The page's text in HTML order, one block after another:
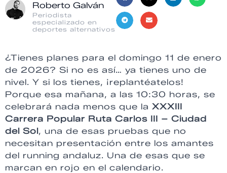
Roberto Galván
Periodista
especializado en
deportes alternativos
¿Tienes planes para el domingo 11 de enero
de 2026? Si no es así… ya tienes uno de
nivel. Y si los tienes, ¡replantéatelos!
Porque esa mañana, a las 10:30 horas, se
celebrará nada menos que la XXXIII
Carrera Popular Ruta Carlos III – Ciudad
del Sol, una de esas pruebas que no
necesitan presentación entre los amantes
del running andaluz. Una de esas que se
marcan en rojo en el calendario.